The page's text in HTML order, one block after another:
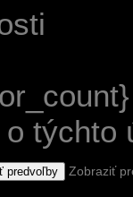
týchto
predvoľby Zobraziť